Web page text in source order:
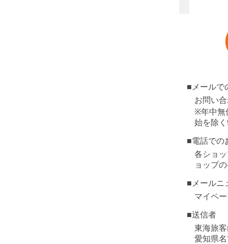
■メールで
お問い
※年中無
始を除
■電話での
各ショ
ョップ
■メールニ
マイペ
■送信者
東海旅
愛知県